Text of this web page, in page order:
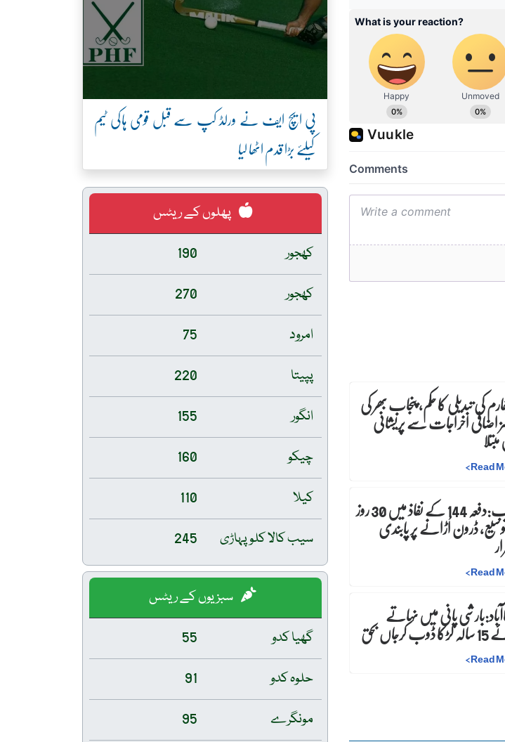
کی تبدیلی کا حکم، پنجاب بھر کی
اضافی اخراجات سے پریشانی
Read
>
پنجاب:دفعہ 144 کے نفاذ میں 30 روز ڈرون اُڑانے پر پابندی
Read
>
پانی میں نہاتے کرجاں بحق
Read
>
پی ایچ ایف نے ورلڈ کپ سے قبل قومی ہاکی ٹیم
کیلئے بڑا قدم اٹھا لیا
پھلوں کے ریٹس
کھجور
190
کھجور
270
امرود
75
پپیتا
220
انگور
155
چیکو
160
کیلا
110
سیب کالا کلو پہاڑی
245
سبزیوں کے ریٹس
گھیا کدو
55
حلوہ کدو
91
مونگرے
95